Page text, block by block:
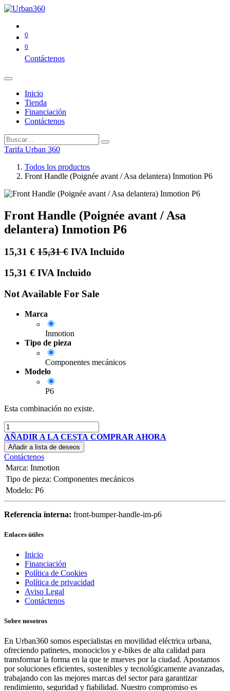
0
0
Contáctenos
Inicio
Tienda
Financiación
Contáctenos
Tarifa Urban 360
Todos los productos
Front Handle (Poignée avant / Asa delantera) Inmotion P6
Front Handle (Poignée avant / Asa
delantera) Inmotion P6
15,31 € 15,31€ IVA Incluido
15,31 € IVA Incluido
Not Available For Sale
Marca
Inmotion
Tipo de pieza
Componentes mecánicos
Modelo
P6
Esta combinación no existe.
AÑADIR A LA CESTA COMPRAR AHORA
Añadir a lista de deseos
Contáctenos
Marca: Inmotion
Tipo de pieza: Componentes mecánicos
Modelo: P6
Referencia interna: front-bumper-handle-im-p6
Enlaces útiles
Inicio
Financiación
Política de Cookies
Política de privacidad
Aviso Legal
Contáctenos
Sobre nosotros
En Urban360 somos especialistas en movilidad eléctrica urbana,
ofreciendo patinetes, monociclos y e-bikes de alta calidad para
transformar la forma en la que te mueves por la ciudad. Apostamos
por soluciones eficientes, sostenibles y tecnológicamente avanzadas,
trabajando con las mejores marcas del sector para garantizar
rendimiento, seguridad y fiabilidad. Nuestro compromiso es